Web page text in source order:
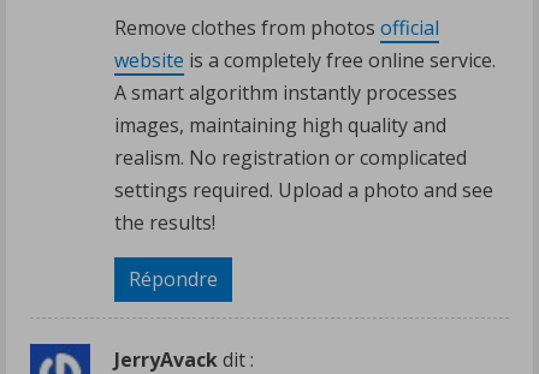
Remove clothes from photos official
website is a completely free online service.
A smart algorithm instantly processes
images, maintaining high quality and
realism. No registration or complicated
settings required. Upload a photo and see
the results!
Répondre
JerryAvackdit :